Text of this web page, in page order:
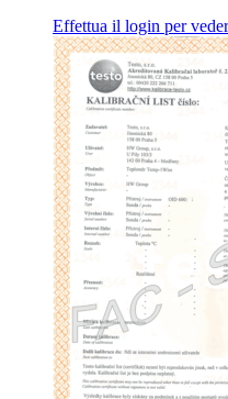
Effettua il login per